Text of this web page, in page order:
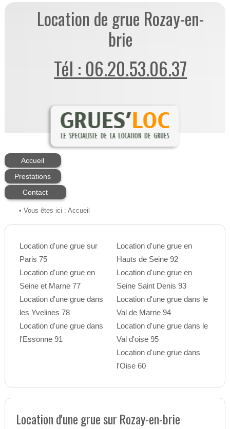
Location de grue Rozay-en-
brie
Tél : 06.20.53.06.37
Accueil
Prestations
Contact
• Vous êtes ici : Accueil
Location d'une grue sur
Paris 75
Location d'une grue en
Seine et Marne 77
Location d'une grue dans
les Yvelines 78
Location d'une grue dans
l'Essonne 91
Location d'une grue en
Hauts de Seine 92
Location d'une grue en
Seine Saint Denis 93
Location d'une grue dans le
Val de Marne 94
Location d'une grue dans le
Val d'oise 95
Location d'une grue dans
l'Oise 60
Location d'une grue sur Rozay-en-brie